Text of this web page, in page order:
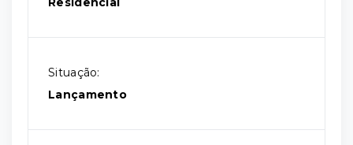
Situação:
Lançamento